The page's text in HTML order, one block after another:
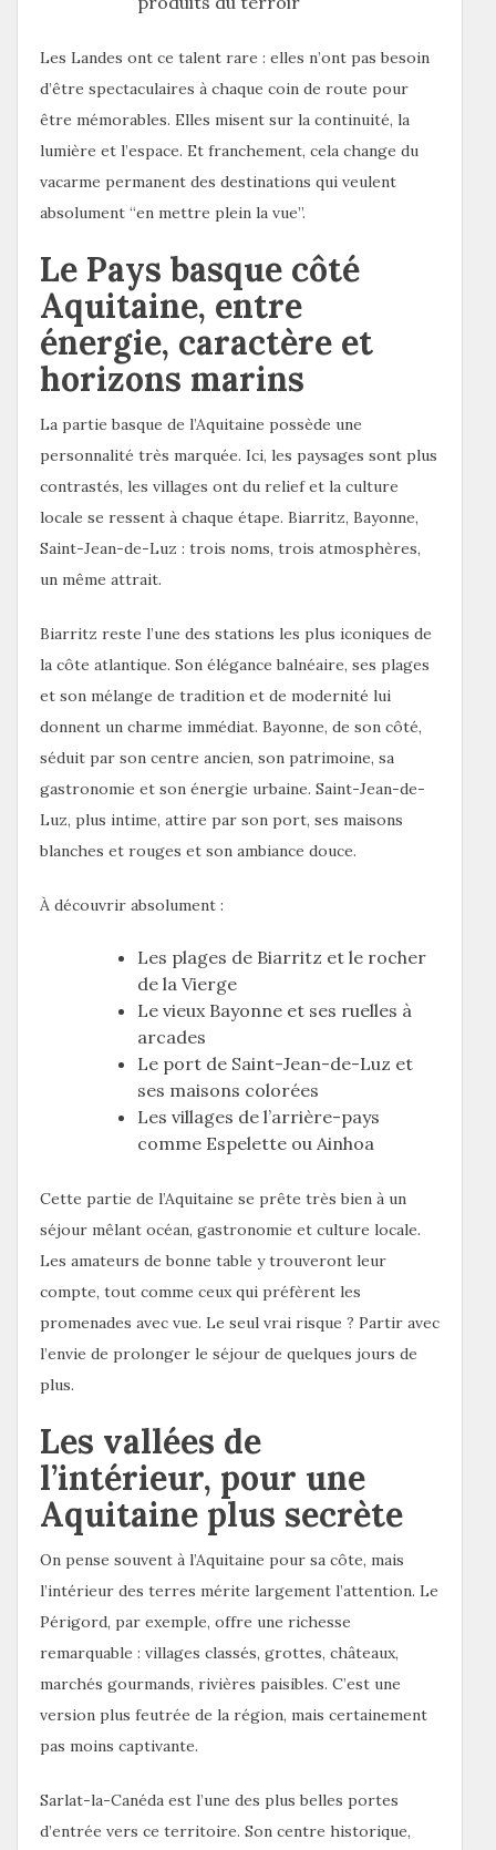
Les Landes ont ce talent rare : elles n’ont pas besoin
d’être spectaculaires à chaque coin de route pour
être mémorables. Elles misent sur la continuité, la
lumière et l’espace. Et franchement, cela change du
vacarme permanent des destinations qui veulent
absolument “en mettre plein la vue”.
Le Pays basque côté
Aquitaine, entre
énergie, caractère et
horizons marins
La partie basque de l’Aquitaine possède une
personnalité très marquée. Ici, les paysages sont plus
contrastés, les villages ont du relief et la culture
locale se ressent à chaque étape. Biarritz, Bayonne,
Saint-Jean-de-Luz : trois noms, trois atmosphères,
un même attrait.
Biarritz reste l’une des stations les plus iconiques de
la côte atlantique. Son élégance balnéaire, ses plages
et son mélange de tradition et de modernité lui
donnent un charme immédiat. Bayonne, de son côté,
séduit par son centre ancien, son patrimoine, sa
gastronomie et son énergie urbaine. Saint-Jean-de-
Luz, plus intime, attire par son port, ses maisons
blanches et rouges et son ambiance douce.
À découvrir absolument :
Les plages de Biarritz et le rocher
de la Vierge
Le vieux Bayonne et ses ruelles à
arcades
Le port de Saint-Jean-de-Luz et
ses maisons colorées
Les villages de l’arrière-pays
comme Espelette ou Ainhoa
Cette partie de l’Aquitaine se prête très bien à un
séjour mêlant océan, gastronomie et culture locale.
Les amateurs de bonne table y trouveront leur
compte, tout comme ceux qui préfèrent les
promenades avec vue. Le seul vrai risque ? Partir avec
l’envie de prolonger le séjour de quelques jours de
plus.
Les vallées de
l’intérieur, pour une
Aquitaine plus secrète
On pense souvent à l’Aquitaine pour sa côte, mais
l’intérieur des terres mérite largement l’attention. Le
Périgord, par exemple, offre une richesse
remarquable : villages classés, grottes, châteaux,
marchés gourmands, rivières paisibles. C’est une
version plus feutrée de la région, mais certainement
pas moins captivante.
Sarlat-la-Canéda est l’une des plus belles portes
d’entrée vers ce territoire. Son centre historique,